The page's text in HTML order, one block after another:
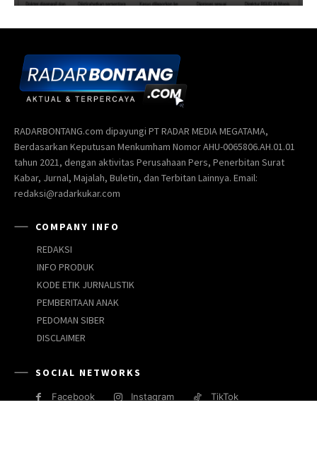
RADARBONTANG.com dipayungi PT RADAR MEDIA MEGATAMA,
Berdasarkan Keputusan Menkumham Nomor AHU-0065806.AH.01.01
tahun 2021, dengan aktivitas Perusahaan Pers, Penerbitan Surat
Kabar, Jurnal, Majalah, Buletin, dan Terbitan Lainnya. Email:
redaksi@radarkukar.com
COMPANY INFO
REDAKSI
INFO PRODUK
KODE ETIK JURNALISTIK
PEMBERITAAN ANAK
PEDOMAN SIBER
DISCLAIMER
SOCIAL NETWORKS
Facebook Instagram TikTok